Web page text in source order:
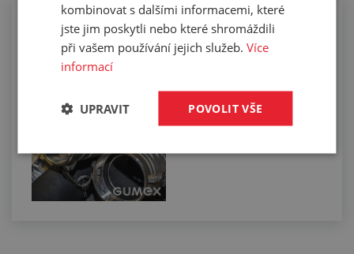
Osazování tlakosacích hadic pomocí
skořepin
kombinovat s dalšími informacemi, které
jste jim poskytli nebo které shromáždili
při vašem používání jejich služeb.Více
informací
POVOLIT VŠE
UPRAVIT